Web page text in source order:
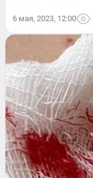
6 мая, 2023, 12:00